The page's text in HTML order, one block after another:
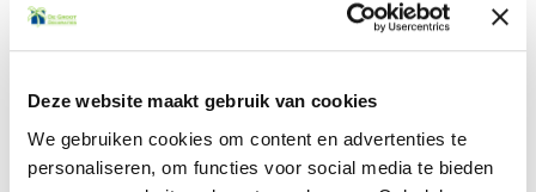
Deze website maakt gebruik van cookies
We gebruiken cookies om content en advertenties te
personaliseren, om functies voor social media te bieden